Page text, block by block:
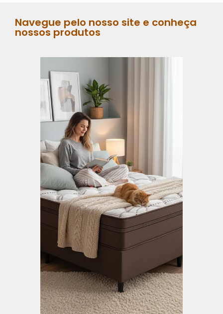
Navegue pelo nosso site e conheça
nossos produtos